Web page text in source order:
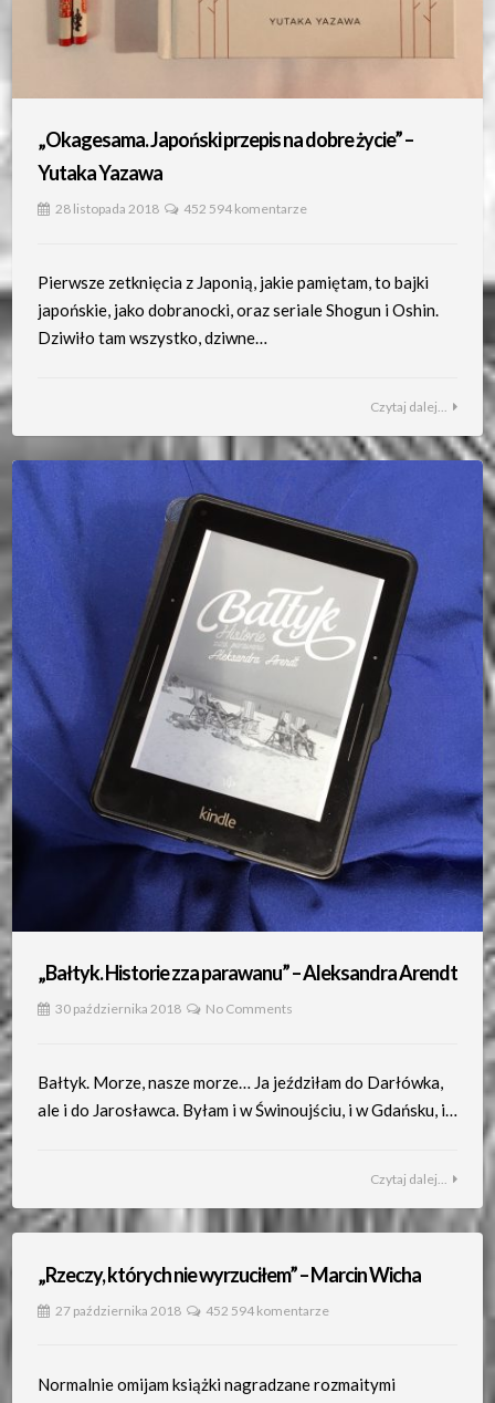
„Okagesama. Japoński przepis na dobre życie” –
Yutaka Yazawa
28 listopada 2018 452 594 komentarze
Pierwsze zetknięcia z Japonią, jakie pamiętam, to bajki
japońskie, jako dobranocki, oraz seriale Shogun i Oshin.
Dziwiło tam wszystko, dziwne…
Czytaj dalej...
„Bałtyk. Historie zza parawanu” – Aleksandra Arendt
30 października 2018 No Comments
Bałtyk. Morze, nasze morze… Ja jeździłam do Darłówka,
ale i do Jarosławca. Byłam i w Świnoujściu, i w Gdańsku, i…
Czytaj dalej...
„Rzeczy, których nie wyrzuciłem” – Marcin Wicha
27 października 2018 452 594 komentarze
Normalnie omijam książki nagradzane rozmaitymi